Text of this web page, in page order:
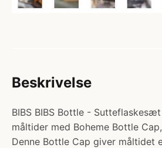
Beskrivelse
BIBS BIBS Bottle -
måltider med Boheme Bottle
Denne Bottle Cap giver måltidet